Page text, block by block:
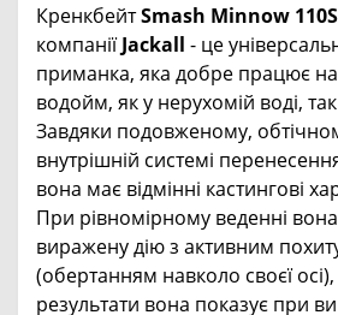
КренкбейтSmash Minnow
компаніїJackall - це
приманка, яка добре працює на
водойм, як у нерухомій воді, так
Завдяки подовженому,
внутрішній системі
вона має відмінні кастингові
При рівномірному веденні
виражену дію з активним
(обертанням навколо своєї
результати вона показує при